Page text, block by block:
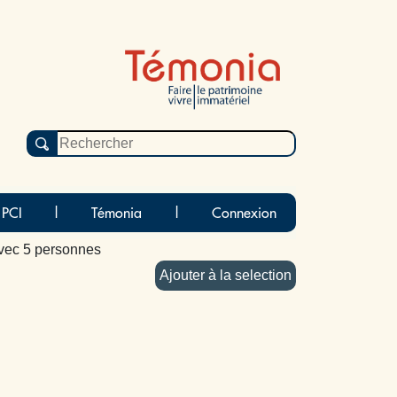
Témonia Connexion
5 personnes
Ajouter à la selection